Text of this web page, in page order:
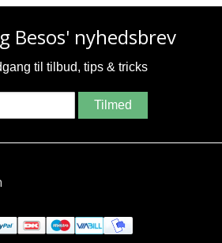
Besos' nyhedsbrev
til tilbud, tips & tricks
Tilmed